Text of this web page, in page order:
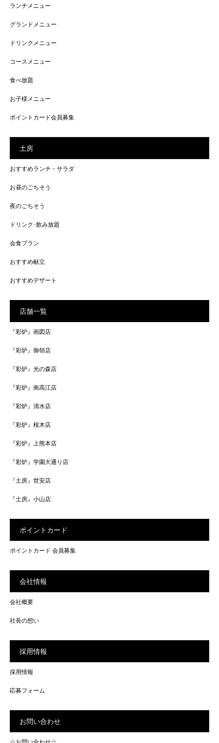
ランチメニュー
グランドメニュー
ドリンクメニュー
コースメニュー
食べ放題
お子様メニュー
ポイントカード会員募集
土房
おすすめランチ・サラダ
お昼のごちそう
夜のごちそう
ドリンク･飲み放題
会食プラン
おすすめ献立
おすすめデザート
店舗一覧
『彩炉』画図店
『彩炉』御領店
『彩炉』光の森店
『彩炉』南高江店
『彩炉』清水店
『彩炉』桜木店
『彩炉』上熊本店
『彩炉』学園大通り店
『土房』世安店
『土房』小山店
ポイントカード
ポイントカード 会員募集
会社情報
会社概要
社長の想い
採用情報
採用情報
応募フォーム
お問い合わせ